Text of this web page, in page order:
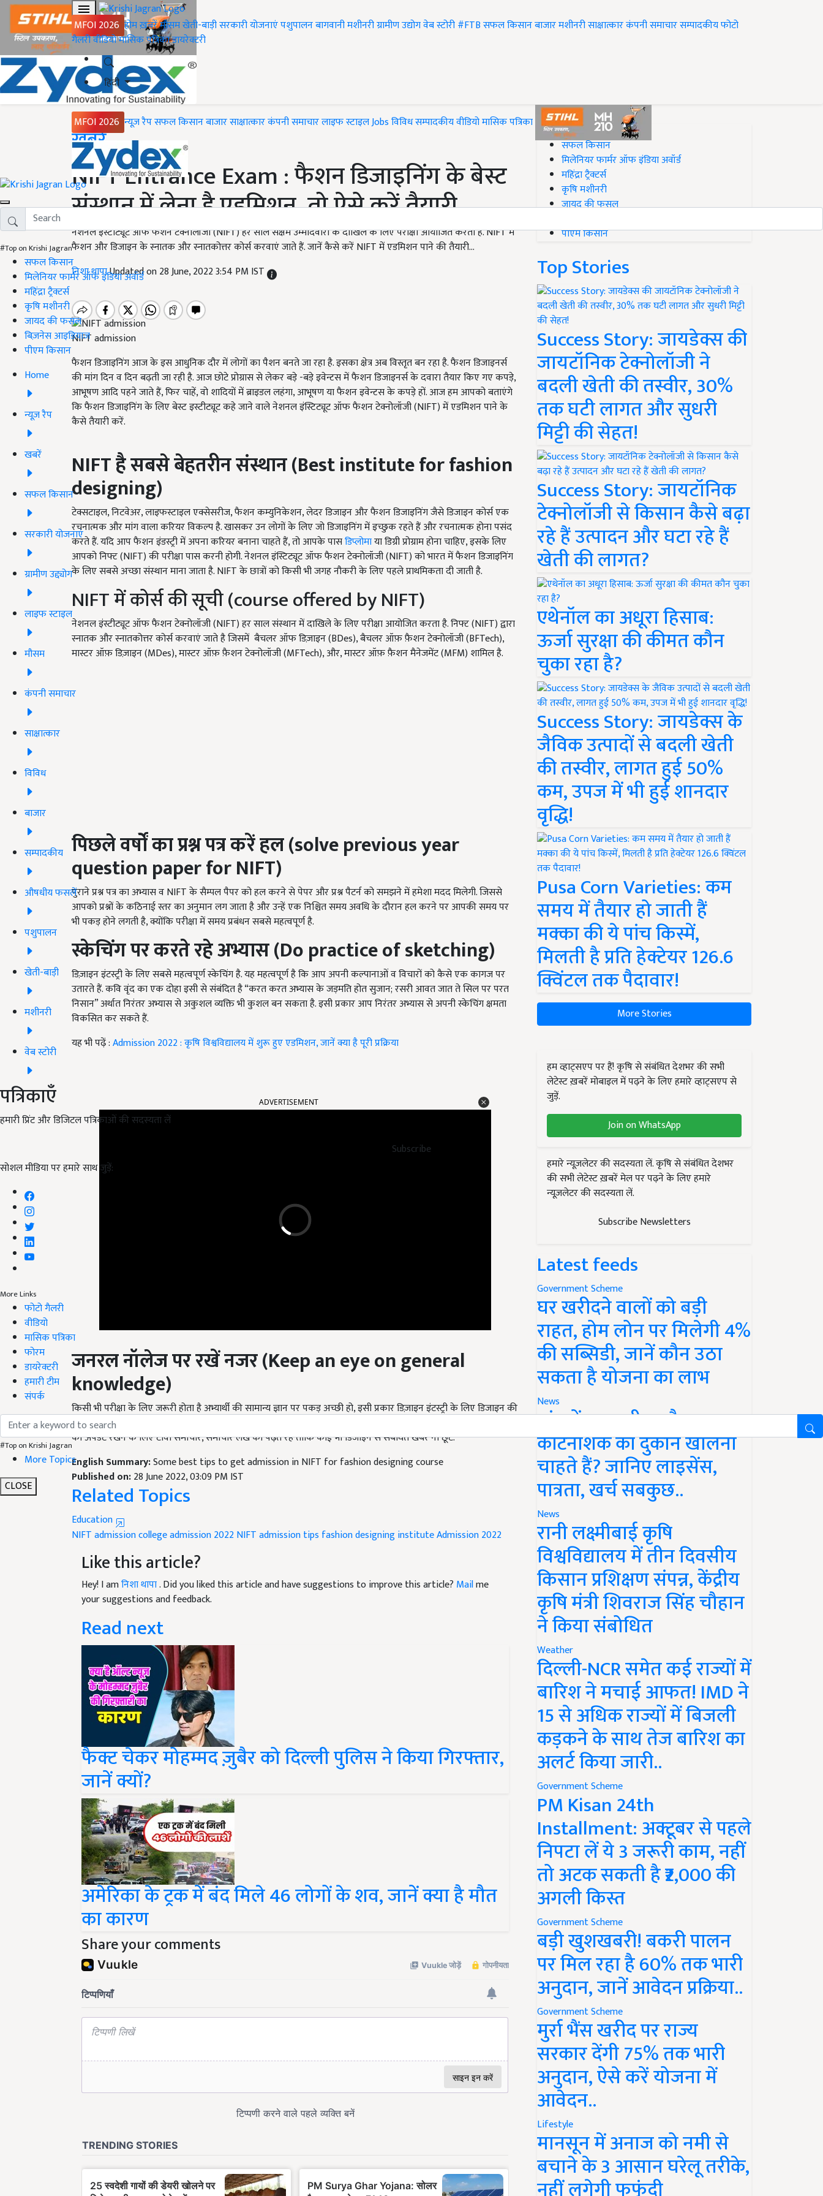
MFOI 2026 होमख़बरेंमौसमखेती-बाड़ीसरकारी योजनाएंपशुपालनबागवानीमशीनरीग्रामीण उद्योगवेब स्टोरी#FTBसफल किसानबाजारमशीनरीसाक्षात्कारकंपनी समाचारसम्पादकीयफोटो
गैलरीवीडियोमासिक पत्रिकाडायरेक्टरी
हिंदी
MFOI 2026 न्यूज़ रैपसफल किसानबाजारसाक्षात्कारकंपनी समाचारलाइफ स्टाइलJobsविविधसम्पादकीयवीडियोमासिक पत्रिका
#Top on Krishi Jagran
सफल किसान
मिलेनियर फार्मर ऑफ इंडिया अवॉर्ड
महिंद्रा ट्रैक्टर्स
कृषि मशीनरी
जायद की फसल
बिज़नेस आइडियाज
पीएम किसान
Home
न्यूज़ रैप
खबरें
सफल किसान
सरकारी योजनाएं
ग्रामीण उद्द्योग
लाइफ स्टाइल
मौसम
कंपनी समाचार
साक्षात्कार
विविध
बाजार
सम्पादकीय
औषधीय फसलें
पशुपालन
खेती-बाड़ी
मशीनरी
वेब स्टोरी
पत्रिकाएँ
हमारी प्रिंट और डिजिटल पत्रिकाओं की सदस्यता लें
Subscribe
सोशल मीडिया पर हमारे साथ जुड़ें:
More Links
फोटो गैलरी
वीडियो
मासिक पत्रिका
फोरम
डायरेक्टरी
हमारी टीम
संपर्क
#Top on Krishi Jagran
More Topics
CLOSE
Home
ख़बरें
NIFT Entrance Exam : फैशन डिजाइनिंग के बेस्ट
संस्थान में लेना है एडमिशन, तो ऐसे करें तैयारी
नेशनल इंस्टीट्यूट ऑफ फैशन टेक्नोलॉजी (NIFT) हर साल सक्षम उम्मीदवारों के दाखिले के लिए परीक्षा आयोजित करता है. NIFT में
फैशन और डिजाइन के स्नातक और स्नातकोत्तर कोर्स करवाएं जाते हैं. जानें कैसे करें NIFT में एडमिशन पाने की तैयारी...
निशा थापाUpdated on 28 June, 2022 3:54 PM IST
NIFT admission
फैशन डिजाइनिंग आज के इस आधुनिक दौर में लोगों का पैशन बनते जा रहा है. इसका क्षेत्र अब विस्तृत बन रहा है. फैशन डिजाइनर्स
की मांग दिन व दिन बढ़ती जा रही है. आज छोटे प्रोग्रास से लेकर बड़े -बड़े इवेन्टस में फैशन डिजाइनर्स के दवारा तैयार किए गए कपड़े,
आभूषण आदि पहने जाते हैं, फिर चाहें, वो शादियों में ब्राइडल लहंगा, आभूषण या फैशन इवेन्टस के कपड़े हों. आज हम आपको बताएंगे
कि फैशन डिजाइनिंग के लिए बेस्ट इस्टीट्यूट कहे जाने वाले नेशनल इंस्टिट्यूट ऑफ फैशन टेक्नोलॉजी (NIFT) में एडमिशन पाने के
कैसे तैयारी करें.
NIFT है सबसे बेहतरीन संस्थान (Best institute for fashion
designing)
टेक्सटाइल, निटवेअर, लाइफस्टाइल एक्सेसरीज, फैशन कम्युनिकेशन, लेदर डिजाइन और फैशन डिजाइनिंग जैसे डिजाइन कोर्स एक
रचनात्मक और मांग वाला करियर विकल्प है. खासकर उन लोगों के लिए जो डिजाइनिंग में इच्छुक रहते हैं और रचनात्मक होना पसंद
करते हैं. यदि आप फैशन इंडस्ट्री में अपना करियर बनाना चाहते हैं, तो आपके पासडिप्लोमाया डिग्री प्रोग्राम होना चाहिए, इसके लिए
आपको निफ्ट (NIFT) की परीक्षा पास करनी होगी. नेशनल इंस्टिट्यूट ऑफ फैशन टेक्नोलॉजी (NIFT) को भारत में फैशन डिजाइनिंग
के लिए सबसे अच्छा संस्थान माना जाता है. NIFT के छात्रों को किसी भी जगह नौकरी के लिए पहले प्राथमिकता दी जाती है.
NIFT में कोर्स की सूची (course offered by NIFT)
नेशनल इंस्टीट्यूट ऑफ फैशन टेक्नोलॉजी (NIFT) हर साल संस्थान में दाखिले के लिए परीक्षा आयोजित करता है. निफ्ट (NIFT) द्वारा
स्नातक और स्नातकोत्तर कोर्स करवाएं जाते है जिसमें बैचलर ऑफ डिज़ाइन (BDes), बैचलर ऑफ़ फ़ैशन टेक्नोलॉजी (BFTech),
मास्टर ऑफ़ डिज़ाइन (MDes), मास्टर ऑफ़ फ़ैशन टेक्नोलॉजी (MFTech), और, मास्टर ऑफ़ फ़ैशन मैनेजमेंट (MFM) शामिल है.
पिछले वर्षों का प्रश्न पत्र करें हल (solve previous year
question paper for NIFT)
पुराने प्रश्न पत्र का अभ्यास व NIFT के सैम्पल पैपर को हल करने से पेपर और प्रश्न पैटर्न को समझने में हमेशा मदद मिलेगी. जिससे
आपको प्रश्नों के कठिनाई स्तर का अनुमान लग जाता है और उन्हें एक निश्चित समय अवधि के दौरान हल करने पर आपकी समय पर
भी पकड़ होने लगती है, क्योंकि परीक्षा में समय प्रबंधन सबसे महत्वपूर्ण है.
स्केचिंगपर करते रहे अभ्यास (Do practice of sketching)
डिज़ाइन इंटस्ट्री के लिए सबसे महत्वपूर्ण स्केचिंग है. यह महत्वपूर्ण है कि आप अपनी कल्पानाओं व विचारों को कैसे एक कागज पर
उतारते हैं. कवि वृंद का एक दोहा इसी से संबंदित है “करत करत अभ्यास के जड़मति होत सुजान; रसरी आवत जात ते सिल पर परत
निसान” अर्थात निरंतर अभ्यास से अकुशल व्यक्ति भी कुशल बन सकता है. इसी प्रकार आप निरंतर अभ्यास से अपनी स्केचिंग क्षमता
विकसित कर सकते हैं.
यह भी पढ़ें :Admission 2022 : कृषि विश्वविद्यालय में शुरू हुए एडमिशन, जानें क्या है पूरी प्रक्रिया
जनरल नॉलेज पर रखें नजर (Keep an eye on general
knowledge)
किसी भी परीक्षा के लिए जरूरी होता है अभ्यार्थी की सामान्य ज्ञान पर पकड़ अच्छी हो, इसी प्रकार डिज़ाइन इंटस्ट्री के लिए डिजाइन की
दुनिया से संबंधित समाचार पत्र, पत्रिकाएं पढ़कर अपने आप को अपडेट करें और अपने सामान्य ज्ञान और करंट अफेयर्स को बढ़ाएं. खुद
को अपडेट रखने के लिए टीवी समाचार, समाचार लेख को पढ़ते रहें ताकि कोई भी डिजाइन से संबंधित खबर ना छूटे.
Some best tips to get admission in NIFT for fashion designing course
Published on:28 June 2022, 03:09 PM IST
Related Topics
Education
NIFT admission
Like this article?
Hey! I amनिशा थापा . Did you liked this article and have suggestions to improve this article?
your suggestions and feedback.
Read next
फैक्ट चेकर मोहम्मद ज़ुबैर को दिल्ली पुलिस ने किया गिरफ्तार,
जानें क्यों?
अमेरिका के ट्रक में बंद मिले 46 लोगों के शव, जानें क्या है मौत
का कारण
Share your comments
#Top on Krishi Jagran
सफल किसान
मिलेनियर फार्मर ऑफ इंडिया अवॉर्ड
महिंद्रा ट्रैक्टर्स
कृषि मशीनरी
जायद की फसल
पीएम किसान
Top Stories
Success Story: जायडेक्स की
जायटॉनिक टेक्नोलॉजी ने
बदली खेती की तस्वीर, 30%
तक घटी लागत और सुधरी
मिट्टी की सेहत!
Success Story: जायटॉनिक
टेक्नोलॉजी से किसान कैसे बढ़ा
रहे हैं उत्पादन और घटा रहे हैं
खेती की लागत?
एथेनॉल का अधूरा हिसाब:
ऊर्जा सुरक्षा की कीमत कौन
चुका रहा है?
Success Story: जायडेक्स के
जैविक उत्पादों से बदली खेती
की तस्वीर, लागत हुई 50%
कम, उपज में भी हुई शानदार
वृद्धि!
Pusa Corn Varieties: कम
समय में तैयार हो जाती हैं
मक्का की ये पांच किस्में,
मिलती है प्रति हेक्टेयर 126.6
क्विंटल तक पैदावार!
More Stories
हम व्हाट्सएप पर हैं! कृषि से संबंधित देशभर की सभी
लेटेस्ट ख़बरें मोबाइल में पढ़ने के लिए हमारे व्हाट्सएप से
जुड़ें.
Join on WhatsApp
हमारे न्यूज़लेटर की सदस्यता लें. कृषि से संबंधित देशभर
की सभी लेटेस्ट ख़बरें मेल पर पढ़ने के लिए हमारे
न्यूज़लेटर की सदस्यता लें.
Subscribe Newsletters
Latest feeds
Government Scheme
घर खरीदने वालों को बड़ी
राहत, होम लोन पर मिलेगी 4%
की सब्सिडी, जानें कौन उठा
सकता है योजना का लाभ
News
गांव में खाद, बीज और
कीटनाशक की दुकान खोलना
चाहते हैं? जानिए लाइसेंस,
पात्रता, खर्च सबकुछ..
News
रानी लक्ष्मीबाई कृषि
विश्वविद्यालय में तीन दिवसीय
किसान प्रशिक्षण संपन्न, केंद्रीय
कृषि मंत्री शिवराज सिंह चौहान
ने किया संबोधित
Weather
दिल्ली-NCR समेत कई राज्यों में
बारिश ने मचाई आफत! IMD ने
15 से अधिक राज्यों में बिजली
कड़कने के साथ तेज बारिश का
अलर्ट किया जारी..
Government Scheme
PM Kisan 24th
Installment: अक्टूबर से पहले
निपटा लें ये 3 जरूरी काम, नहीं
तो अटक सकती है ₹2,000 की
अगली किस्त
Government Scheme
बड़ी खुशखबरी! बकरी पालन
पर मिल रहा है 60% तक भारी
अनुदान, जानें आवेदन प्रक्रिया..
Government Scheme
मुर्रा भैंस खरीद पर राज्य
सरकार देंगी 75% तक भारी
अनुदान, ऐसे करें योजना में
आवेदन..
Lifestyle
मानसून में अनाज को नमी से
बचाने के 3 आसान घरेलू तरीके,